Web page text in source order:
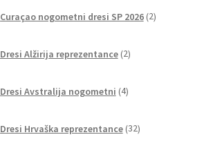
Curaçao nogometni dresi SP 2026 2izdelka
Dresi Alžirija reprezentance 2izdelka
Dresi Avstralija nogometni 4izdelki
Dresi Hrvaška reprezentance 32izdelkov